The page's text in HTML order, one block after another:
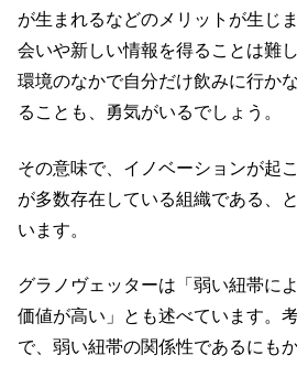
が生まれるなどのメリットが生じ
会いや新しい情報を得ることは難
環境のなかで自分だけ飲みに行か
ることも、勇気がいるでしょう。
その意味で、イノベーションが起
が多数存在している組織である、
います。
グラノヴェッターは「弱い紐帯に
価値が高い」とも述べています。
で、弱い紐帯の関係性であるにも